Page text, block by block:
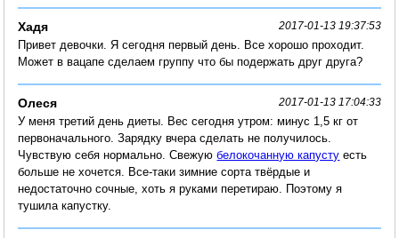
Хадя 2017-01-13 19:37:53
Привет девочки. Я сегодня первый день. Все хорошо проходит.
Может в вацапе сделаем группу что бы подержать друг друга?
Олеся 2017-01-13 17:04:33
У меня третий день диеты. Вес сегодня утром: минус 1,5 кг от
первоначального. Зарядку вчера сделать не получилось.
Чувствую себя нормально. Свежуюбелокочанную капусту есть
больше не хочется. Все-таки зимние сорта твёрдые и
недостаточно сочные, хоть я руками перетираю. Поэтому я
тушила капустку.